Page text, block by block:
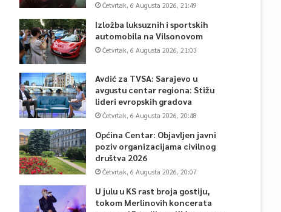
Četvrtak, 6 Augusta 2026, 21:49
Izložba luksuznih i sportskih
automobila na Vilsonovom
Četvrtak, 6 Augusta 2026, 21:03
Avdić za TVSA: Sarajevo u
avgustu centar regiona: Stižu
lideri evropskih gradova
Četvrtak, 6 Augusta 2026, 20:48
Općina Centar: Objavljen javni
poziv organizacijama civilnog
društva 2026
Četvrtak, 6 Augusta 2026, 20:07
U julu u KS rast broja gostiju,
tokom Merlinovih koncerata